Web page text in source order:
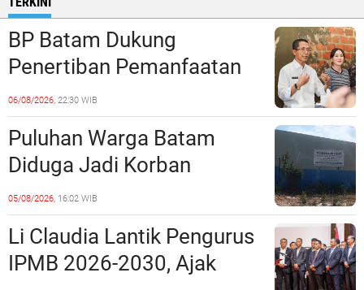
BP Batam Dukung
Penertiban Pemanfaatan
Ruang Laut Sesuai
Ketentuan Peraturan
Perundang-undangan
06/08/2026, 22:30 WIB
Puluhan Warga Batam
Diduga Jadi Korban
Penipuan Kavling Hingga
Miliaran Rupiah, Laporan ke
Polda Kepri Jalan di
Tempat?
05/08/2026, 16:02 WIB
Li Claudia Lantik Pengurus
IPMB 2026-2030, Ajak